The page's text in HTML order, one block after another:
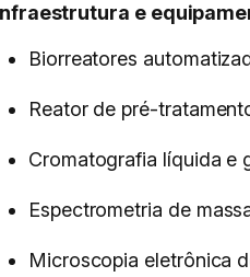
e
Biorreatores
Reator de pré-
Cromatografia líquida e
Espectrometria de
Microscopia eletrônica